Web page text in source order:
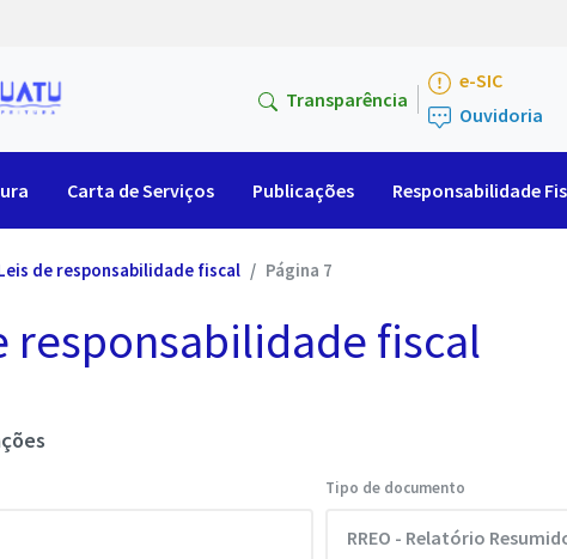
Transparência
e-SIC
Ouvidoria
Carta de Serviços Publicações Responsabilidade
de responsabilidade fiscal Página 7
responsabilidade fiscal
Tipo de documento